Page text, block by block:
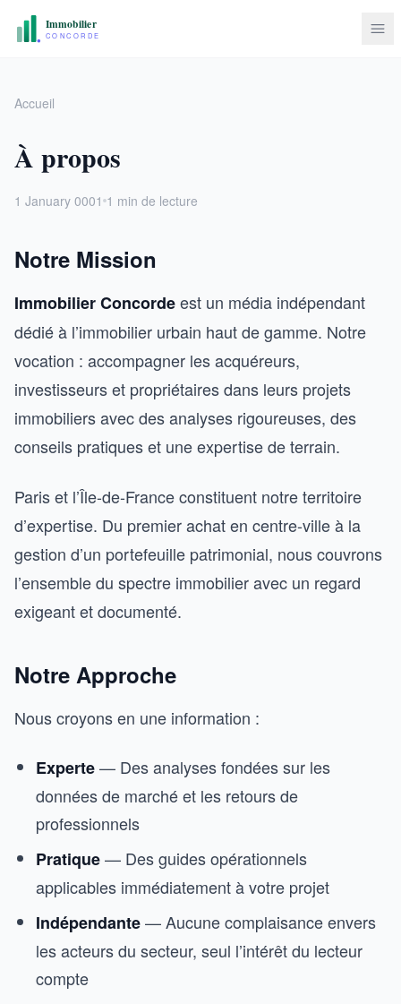
Accueil
À propos
1 January 0001 1 min de lecture
Notre Mission
Immobilier Concordeest un média indépendant
dédié à l’immobilier urbain haut de gamme. Notre
vocation : accompagner les acquéreurs,
investisseurs et propriétaires dans leurs projets
immobiliers avec des analyses rigoureuses, des
conseils pratiques et une expertise de terrain.
Paris et l’Île-de-France constituent notre territoire
d’expertise. Du premier achat en centre-ville à la
gestion d’un portefeuille patrimonial, nous couvrons
l’ensemble du spectre immobilier avec un regard
exigeant et documenté.
Notre Approche
Nous croyons en une information :
Experte— Des analyses fondées sur les
données de marché et les retours de
professionnels
Pratique— Des guides opérationnels
applicables immédiatement à votre projet
Indépendante— Aucune complaisance envers
les acteurs du secteur, seul l’intérêt du lecteur
compte